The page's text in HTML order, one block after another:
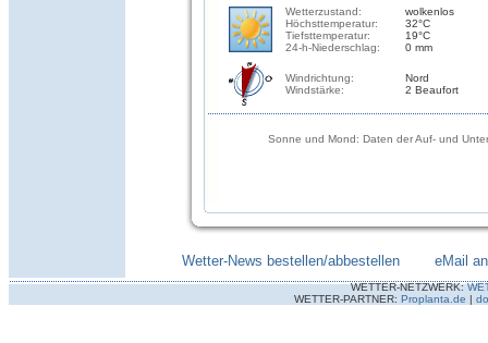
Wetterzustand:
Höchsttemperatur:
Tiefsttemperatur:
24-h-Niederschlag:
wolkenlos
32°C
19°C
0 mm
Windrichtung:
Windstärke:
Nord
2 Beaufort
Sonne und Mond: Daten der Auf- und
Wetter-News bestellen/abbestellen eMail
WETTER-NETZWERK:
WETTER-PARTNER: Proplanta.de |